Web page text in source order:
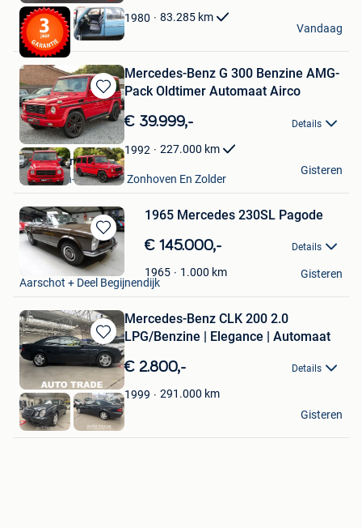
Favorieten1980 83.285 km
2 maal 2
Anzegem
Vandaag
Bewaren
in
Mijn
Favorieten
Mercedes-Benz G 300 Benzine AMG-
Pack Oldtimer Automaat Airco
€ 39.999,- Details
1992 227.000 km
Auto's Carma
Houthalen+ Deel Van Zonhoven En Zolder
Gisteren
Bewaren
in
Mijn
Favorieten
1965 Mercedes 230SL Pagode
€ 145.000,- Details
1965 1.000 km
Oldtimers Gilis
Aarschot + Deel Begijnendijk
Gisteren
Bewaren
in
Mijn
Favorieten
Mercedes-Benz CLK 200 2.0
LPG/Benzine | Elegance | Automaat
€ 2.800,- Details
1999 291.000 km
Autotrade
Hasselt
Gisteren